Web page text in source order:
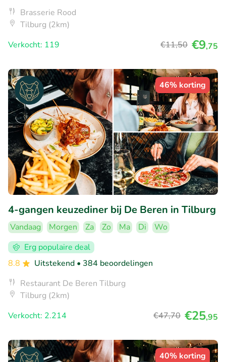
Brasserie Rood
Tilburg (2km)
Verkocht: 119
€11,50 €9,75
46% korting
4-gangen keuzediner bij De Beren in Tilburg
Vandaag Morgen Za Zo Ma Di
Wo
Erg populaire deal
8.8
Uitstekend • 384 beoordelingen
Restaurant De Beren Tilburg
Tilburg (2km)
Verkocht: 2.214
€47,70 €25,95
40% korting